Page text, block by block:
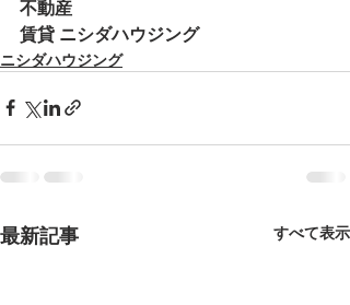
不動産
賃貸 ニシダハウジング
ニシダハウジング
最新記事 すべて表示